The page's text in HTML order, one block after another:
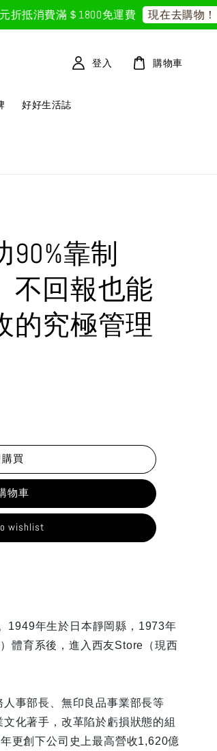
抵消費滿＄1800免運費 現在去購物！
好好生活誌
登入 購物車
90%靠制
不回報也能
的究極管理
買
物車
wishlist
1949年生於日本靜岡縣，1973年
體育系後，進入西友Store（現西
事部長、無印良品事業部長等
化著手，改革陷於虧損狀態的組
更創下公司史上最高營收1,620億